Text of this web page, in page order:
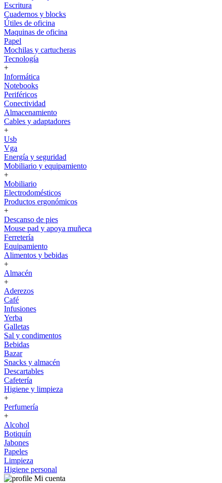
Escritura
Cuadernos y blocks
Útiles de oficina
Maquinas de oficina
Papel
Mochilas y cartucheras
Tecnología
+
Informática
Notebooks
Periféricos
Conectividad
Almacenamiento
Cables y adaptadores
+
Usb
Vga
Energía y seguridad
Mobiliario y equipamiento
+
Mobiliario
Electrodomésticos
Productos ergonómicos
+
Descanso de pies
Mouse pad y apoya muñeca
Ferretería
Equipamiento
Alimentos y bebidas
+
Almacén
+
Aderezos
Café
Infusiones
Yerba
Galletas
Sal y condimentos
Bebidas
Bazar
Snacks y almacén
Descartables
Cafetería
Higiene y limpieza
+
Perfumería
+
Alcohol
Botiquín
Jabones
Papeles
Limpieza
Higiene personal
Mi cuenta